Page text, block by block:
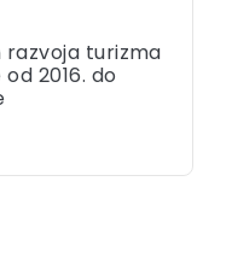
turizma
2016. do